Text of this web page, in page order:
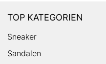
TOP KATEGORIEN
Sneaker
Sandalen